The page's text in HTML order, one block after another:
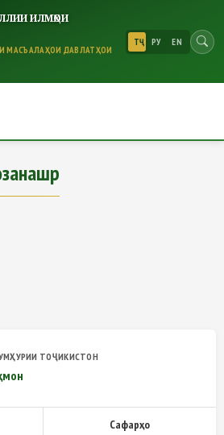
ИЛМҲОИ
МАСЪАЛАҲОИ ДАВЛАТҲОИ
ТҶ РУ EN
тозанашр
ТОҶИКИСТОН
Сафарҳо